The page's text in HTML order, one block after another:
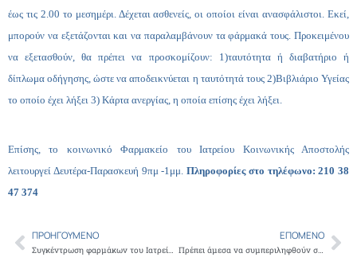
έως τις 2.00 το μεσημέρι. Δέχεται ασθενείς, οι οποίοι είναι ανασφάλιστοι. Εκεί,
μπορούν να εξετάζονται και να παραλαμβάνουν τα φάρμακά τους. Προκειμένου
να εξετασθούν, θα πρέπει να προσκομίζουν: 1)ταυτότητα ή διαβατήριο ή
δίπλωμα οδήγησης, ώστε να αποδεικνύεται η ταυτότητά τους 2)Βιβλιάριο Υγείας
το οποίο έχει λήξει 3) Κάρτα ανεργίας, η οποία επίσης έχει λήξει.
Επίσης, το κοινωνικό Φαρμακείο του Ιατρείου Κοινωνικής Αποστολής
λειτουργεί Δευτέρα-Παρασκευή 9πμ -1μμ. Πληροφορίες στο τηλέφωνο: 210 38
47 374
Prev
ΠΡΟΗΓΟΎΜΕΝΟ
Συγκέντρωση φαρμάκων του Ιατρείου Κοινωνικής Αποστολής στον Ιερό Ναό Απ. Παύλου Σταθμού Λαρίσης
ΕΠΌΜΕΝΟ
Πρέπει άμεσα να συμπεριληφθούν στη νέα δράση ενίσχυσης ΕΣΠΑ 2013 οι ιατρικές ειδικότητες και υπηρεσίες